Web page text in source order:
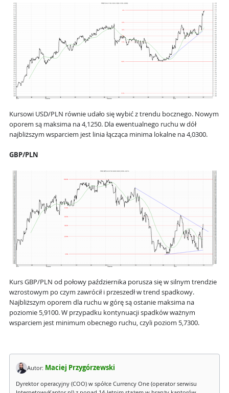
Kursowi USD/PLN równie udało się wybić z trendu bocznego. Nowym
oporem są maksima na 4,1250. Dla ewentualnego ruchu w dół
najbliższym wsparciem jest linia łącząca minima lokalne na 4,0300.
GBP/PLN
Kurs GBP/PLN od połowy października porusza się w silnym trendzie
wzrostowym po czym zawrócił i przeszedł w trend spadkowy.
Najbliższym oporem dla ruchu w górę są ostanie maksima na
poziomie 5,9100. W przypadku kontynuacji spadków ważnym
wsparciem jest minimum obecnego ruchu, czyli poziom 5,7300.
Autor: Maciej Przygórzewski
Dyrektor operacyjny (COO) w spółce Currency One (operator serwisu